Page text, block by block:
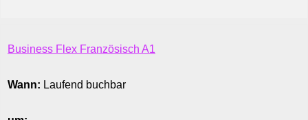
Business Flex Französisch A1
Wann: Laufend buchbar